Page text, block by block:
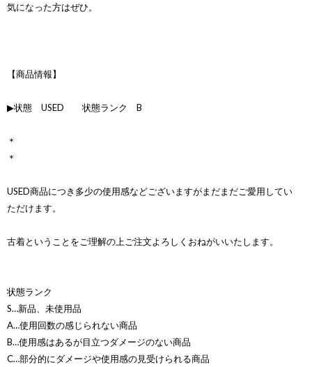
気になった方はぜひ。
【商品情報】
▶状態 USED 状態ランク B
＊
＊
USED商品につき多少の使用感などございますがまだまだご愛用してい
ただけます。
古着ということをご理解の上ご注文よろしくおねがいいたします。
状態ランク
S…新品、未使用品
A…使用回数の感じられない商品
B…使用感はあるが目立つダメージのない商品
C…部分的にダメージや使用感の見受けられる商品